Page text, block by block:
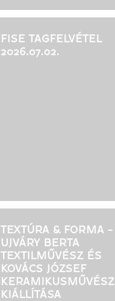
FISE TAGFELVÉTEL
2026.07.02.
TEXTÚRA & FORMA -
UJVÁRY BERTA
TEXTILMŰVÉSZ ÉS
KOVÁCS JÓZSEF
KERAMIKUSMŰVÉSZ
KIÁLLÍTÁSA